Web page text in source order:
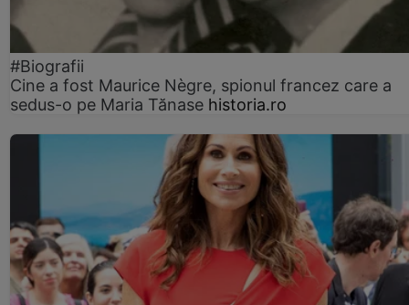
#Biografii
Cine a fost Maurice Nègre, spionul francez care a
sedus-o pe Maria Tănase historia.ro